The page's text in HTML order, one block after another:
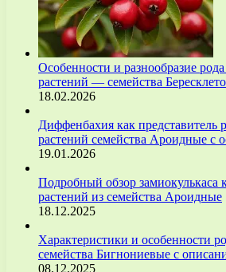
Особенности и разнообразие
растений — семейства
18.02.2026
Диффенбахия как представитель
растений семейства Ароидные с
19.01.2026
Подробный обзор замиокулькаса
растений из семейства Ароидные
18.12.2025
Характеристики и особенности
семейства Бигнониевые с
08.12.2025